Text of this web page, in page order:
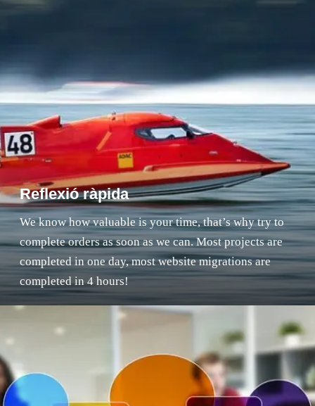
Reflexió ràpida
We know how valuable is your time, that’s why try to
complete orders as soon as we can. Most projects are
completed in one day, most website migrations are
completed in 4 hours!